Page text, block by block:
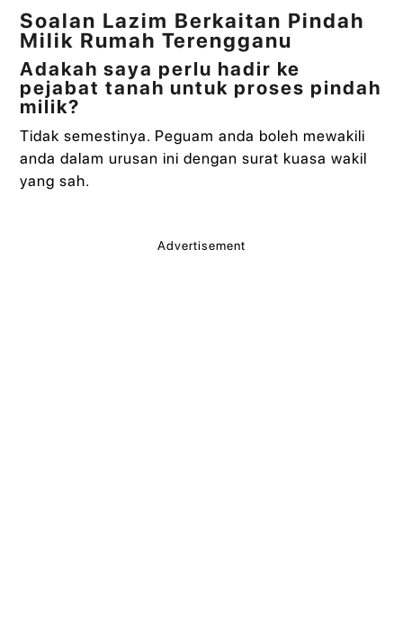
Soalan Lazim Berkaitan Pindah
Milik Rumah Terengganu
Adakah saya perlu hadir ke
pejabat tanah untuk proses pindah
milik?
Tidak semestinya. Peguam anda boleh mewakili
anda dalam urusan ini dengan surat kuasa wakil
yang sah.
Advertisement